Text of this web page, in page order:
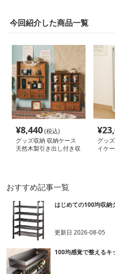
今回紹介した商品一覧
¥8,440(税込)
グッズ収納 収納ケース
天然木製引き出し付き収
¥
グッ
イケ
おすすめ記事一覧
はじめての100均収納
更新日2026-08-05
100均感覚で整えるキ